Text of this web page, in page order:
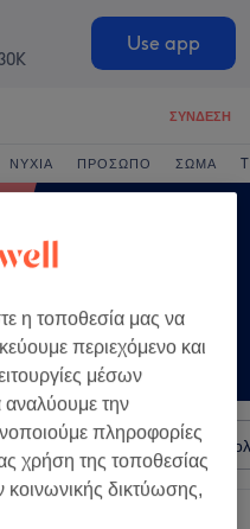
Use app
ΣΎΝΔΕΣΗ
ΝΎΧΙΑ ΠΡΌΣΩΠΟ ΣΏΜΑ
Άμεσες Προσφορές
Planos, Ionian Islands
η τοποθεσία μας να
περιεχόμενο και
μέσων
αναλύουμε την
πληροφορίες
χρήση της τοποθεσίας
δικτύωσης,